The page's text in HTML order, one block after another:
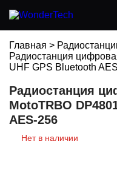
Главная >
Радиостанция
UHF GPS Bluetooth
Радиостанция
MotoTRBO
AES-256
Нет в наличии